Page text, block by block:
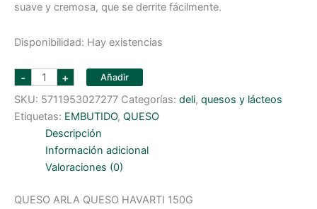
suave y cremosa, que se derrite fácilmente.
Disponibilidad: Hay existencias
- ARLA
QUESO
HAVARTI
150G
cantidad
+ Añadir
SKU: 5711953027277 Categorías: deli, quesos y lácteos
Etiquetas: EMBUTIDO, QUESO
Descripción
Información adicional
Valoraciones (0)
QUESO ARLA QUESO HAVARTI 150G